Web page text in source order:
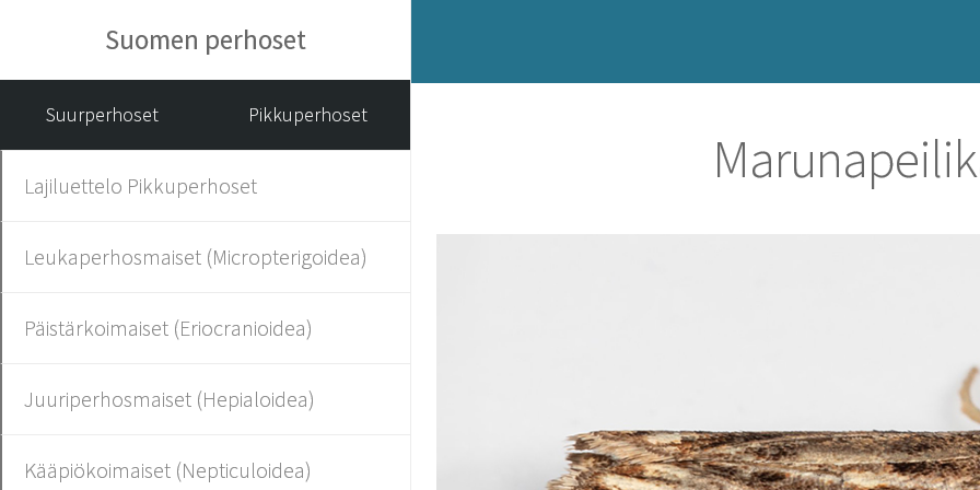
Suomen perhoset
Suurperhoset Pikkuperhoset
Lajiluettelo Pikkuperhoset
Leukaperhosmaiset (Micropterigoidea)
Päistärkoimaiset (Eriocranioidea)
Juuriperhosmaiset (Hepialoidea)
Kääpiökoimaiset (Nepticuloidea)